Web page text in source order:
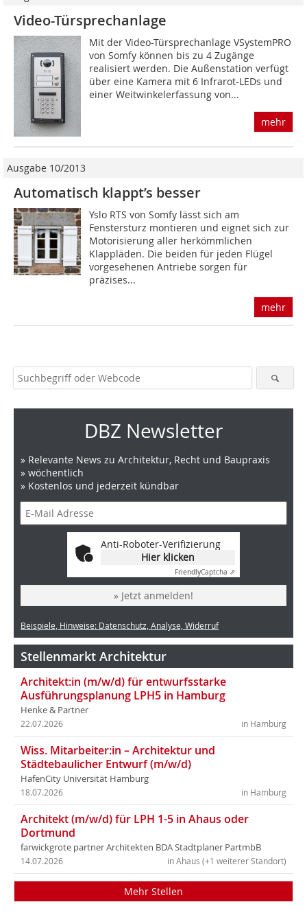
Video-Türsprechanlage
Mit der Video-Türsprechanlage VSystemPRO
von Somfy können bis zu 4 Zugänge
realisiert werden. Die Außenstation verfügt
über eine Kamera mit 6 Infrarot-LEDs und
einer Weitwinkelerfassung von...
mehr
Ausgabe 10/2013
Automatisch klappt’s besser
Yslo RTS von Somfy lässt sich am
Fenstersturz montieren und eignet sich zur
Motorisierung aller herkömmlichen
Klappläden. Die beiden für jeden Flügel
vorgesehenen Antriebe sorgen für
präzises...
mehr
DBZ Newsletter
» Relevante News zu Architektur, Recht und Baupraxis
» wöchentlich
» Kostenlos und jederzeit kündbar
Anti-Roboter-Verifizierung
Hier klicken
FriendlyCaptcha ⇗
» Jetzt anmelden!
Beispiele, Hinweise: Datenschutz, Analyse, Widerruf
Stellenmarkt Architektur
Architekt:in (m/w/d) für entwurfsstarke
Ausführungsplanung LPH5 in Hamburg
Henke & Partner
in Hamburg
22.07.2026
Wiss. Mitarbeiter:in – Architektur und
Städtebaulicher Entwurf (m/w/d)
HafenCity Universität Hamburg
in Hamburg
18.07.2026
Architekt (m/w/d) für LPH 1-5 in Ahaus oder
Dortmund
farwickgrote partner Architekten BDA Stadtplaner PartmbB
in Ahaus (+1 weiterer Standort)
14.07.2026
Mehr Stellen